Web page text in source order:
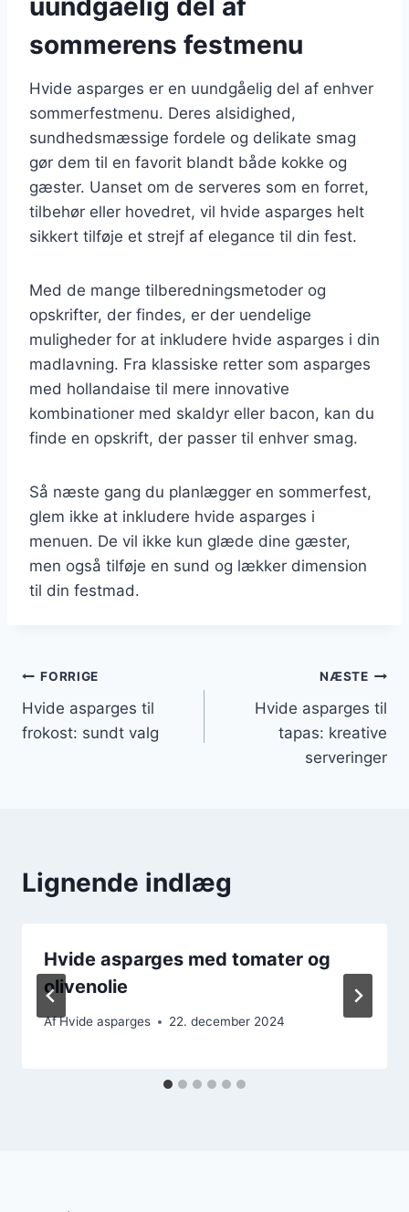
sommerens festmenu
Hvide asparges er en uundgåelig del af enhver
sommerfestmenu. Deres alsidighed,
sundhedsmæssige fordele og delikate smag
gør dem til en favorit blandt både kokke og
gæster. Uanset om de serveres som en forret,
tilbehør eller hovedret, vil hvide asparges helt
sikkert tilføje et strejf af elegance til din fest.
Med de mange tilberedningsmetoder og
opskrifter, der findes, er der uendelige
muligheder for at inkludere hvide asparges i din
madlavning. Fra klassiske retter som asparges
med hollandaise til mere innovative
kombinationer med skaldyr eller bacon, kan du
finde en opskrift, der passer til enhver smag.
Så næste gang du planlægger en sommerfest,
glem ikke at inkludere hvide asparges i
menuen. De vil ikke kun glæde dine gæster,
men også tilføje en sund og lækker dimension
til din festmad.
Indlægsnavigation
FORRIGE
Hvide asparges til
frokost: sundt valg
NÆSTE
Hvide asparges til
tapas: kreative
serveringer
Lignende indlæg
Hvide asparges med tomater og
olivenolie
AfHvide asparges 22. december 2024